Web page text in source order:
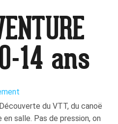
14 ans
du VTT, du canoë
salle. Pas de pression, on